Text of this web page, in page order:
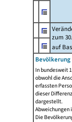
zum
auf
Bevölkerung
In bundesweit
obwohl die
erfassten
dieser
dargestellt.
Abweichungen
Die